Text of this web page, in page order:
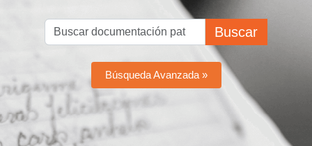
Buscar
Búsqueda Avanzada »